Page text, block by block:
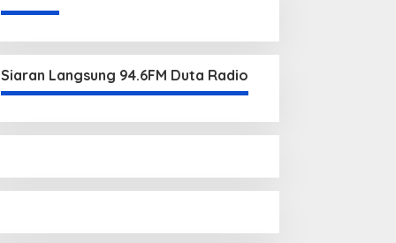
Siaran Langsung 94.6FM Duta Radio